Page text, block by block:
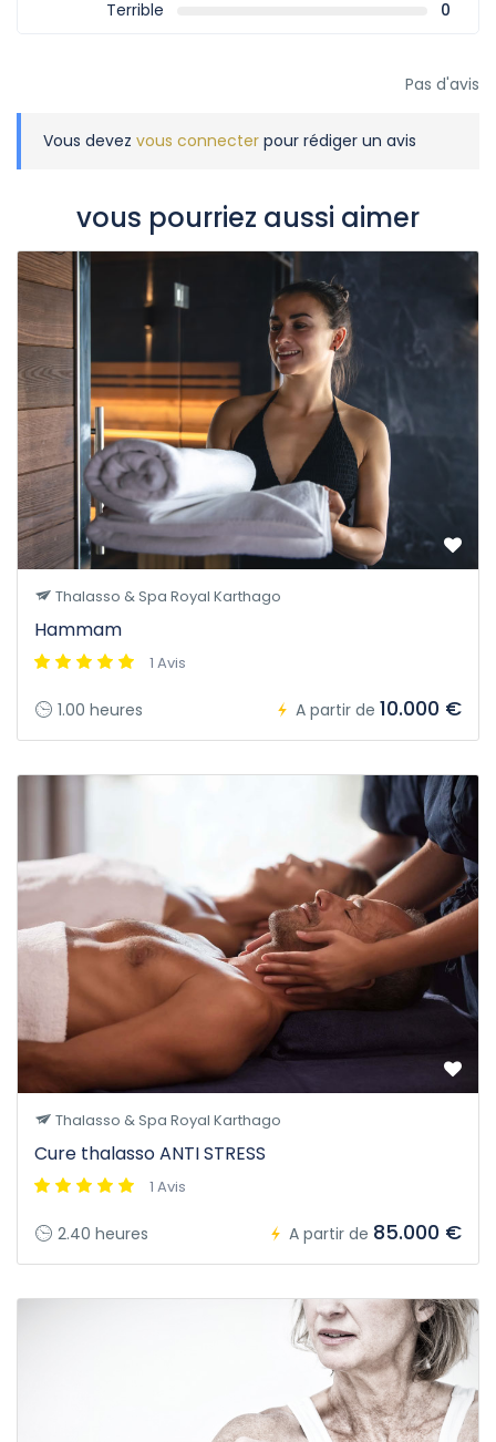
Terrible 0
Pas d'avis
Vous devez vous connecter pour rédiger un avis
vous pourriez aussi aimer
Thalasso & Spa Royal Karthago
Hammam
1 Avis
1.00 heures A partir de 10.000 €
Thalasso & Spa Royal Karthago
Cure thalasso ANTI STRESS
1 Avis
2.40 heures A partir de 85.000 €